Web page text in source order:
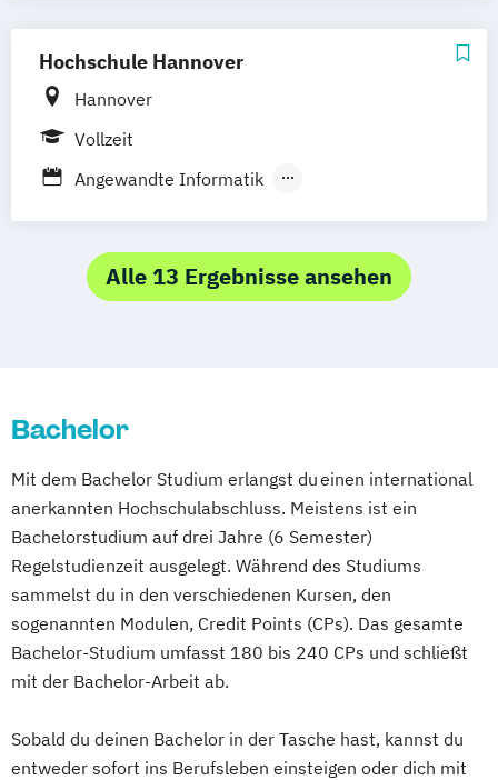
Hochschule Hannover
Hannover
Vollzeit
Angewandte Informatik
Wirtschaftsinformatik
Alle 13 Ergebnisse ansehen
Bachelor
Mit dem Bachelor Studium erlangst du einen international
anerkannten Hochschulabschluss. Meistens ist ein
Bachelorstudium auf drei Jahre (6 Semester)
Regelstudienzeit ausgelegt. Während des Studiums
sammelst du in den verschiedenen Kursen, den
sogenannten Modulen, Credit Points (CPs). Das gesamte
Bachelor-Studium umfasst 180 bis 240 CPs und schließt
mit der Bachelor-Arbeit ab.
Sobald du deinen Bachelor in der Tasche hast, kannst du
entweder sofort ins Berufsleben einsteigen oder dich mit